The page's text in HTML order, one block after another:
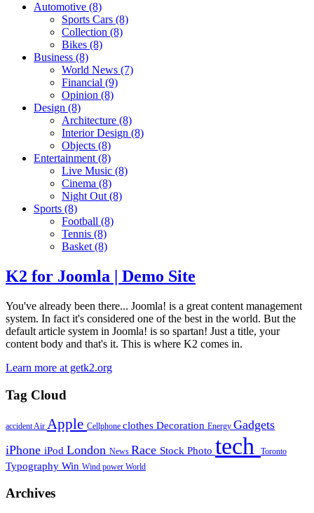
Automotive (8)
Sports Cars (8)
Collection (8)
Bikes (8)
Business (8)
World News (7)
Financial (9)
Opinion (8)
Design (8)
Architecture (8)
Interior Design (8)
Objects (8)
Entertainment (8)
Live Music (8)
Cinema (8)
Night Out (8)
Sports (8)
Football (8)
Tennis (8)
Basket (8)
K2 for Joomla | Demo Site
You've already been there... Joomla! is a great content management
system. In fact it's considered one of the best in the world. But the
default article system in Joomla! is so spartan! Just a title, your
content body and that's it. This is where K2 comes in.
Learn more at getk2.org
Tag Cloud
accidentAir Apple Cellphone clothes Decoration Energy Gadgets
iPhone iPod London News Race Stock Photo tech Toronto
Typography Win Wind power World
Archives